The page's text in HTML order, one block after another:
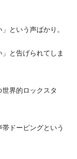
という声ばかり。
と告げられてしま
界的ロックスタ
ドーピングという